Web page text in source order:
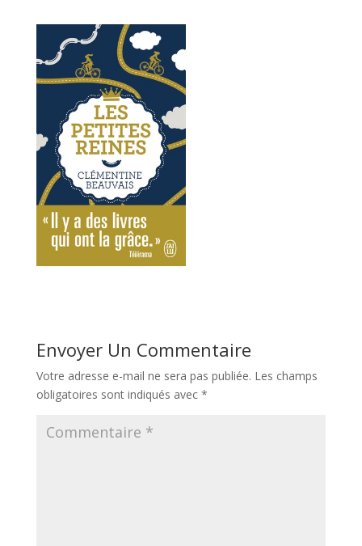
Envoyer Un Commentaire
Votre adresse e-mail ne sera pas publiée. Les champs
obligatoires sont indiqués avec *